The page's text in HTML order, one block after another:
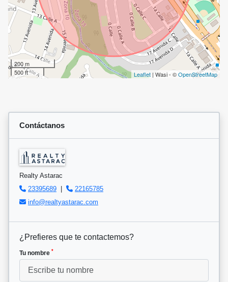
200 m
500 ft
Leaflet | Wasi - ©OpenStreetMap
Contáctanos
Realty Astarac
23395689 |
22165785
info@realtyastarac.com
¿Prefieres que te contactemos?
Tu nombre *